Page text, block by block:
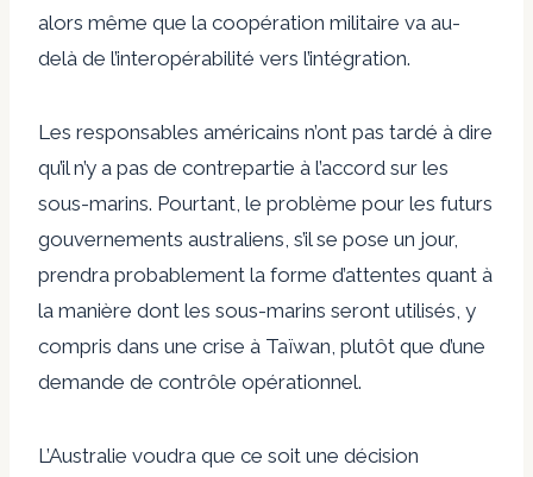
alors même que la coopération militaire va au-
delà de l’interopérabilité vers l’intégration.
Les responsables américains n’ont pas tardé à dire
qu’il n’y a pas de contrepartie à l’accord sur les
sous-marins. Pourtant, le problème pour les futurs
gouvernements australiens, s’il se pose un jour,
prendra probablement la forme d’attentes quant à
la manière dont les sous-marins seront utilisés, y
compris dans une crise à Taïwan, plutôt que d’une
demande de contrôle opérationnel.
L’Australie voudra que ce soit une décision